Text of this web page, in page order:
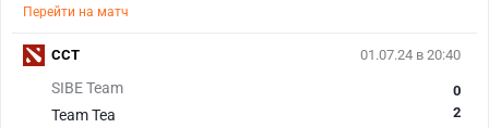
Перейти на матч
01.07.24 в 20:40
SIBE Team
Team Tea
0
2
CCT